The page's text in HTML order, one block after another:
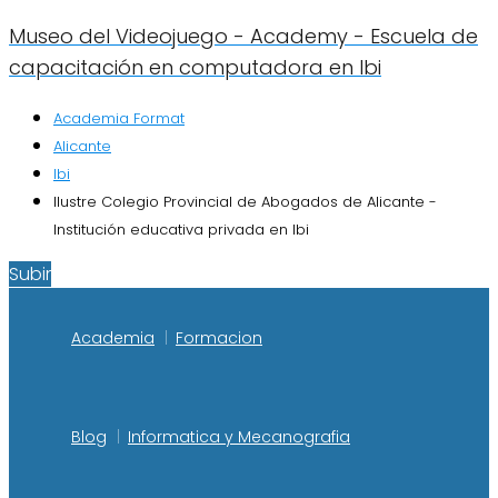
Museo del Videojuego - Academy - Escuela de
capacitación en computadora en Ibi
Academia Format
Alicante
Ibi
Ilustre Colegio Provincial de Abogados de Alicante -
Institución educativa privada en Ibi
Subir
Academia Formacion
Blog Informatica y Mecanografia